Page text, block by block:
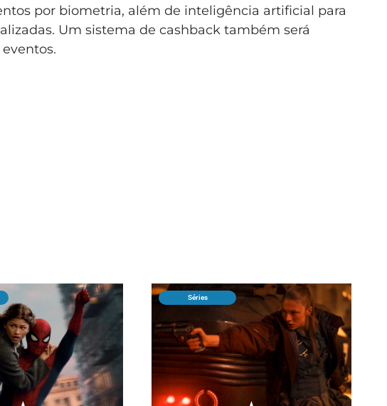
por biometria, além de inteligência artificial para
Um sistema de cashback também será
Séries